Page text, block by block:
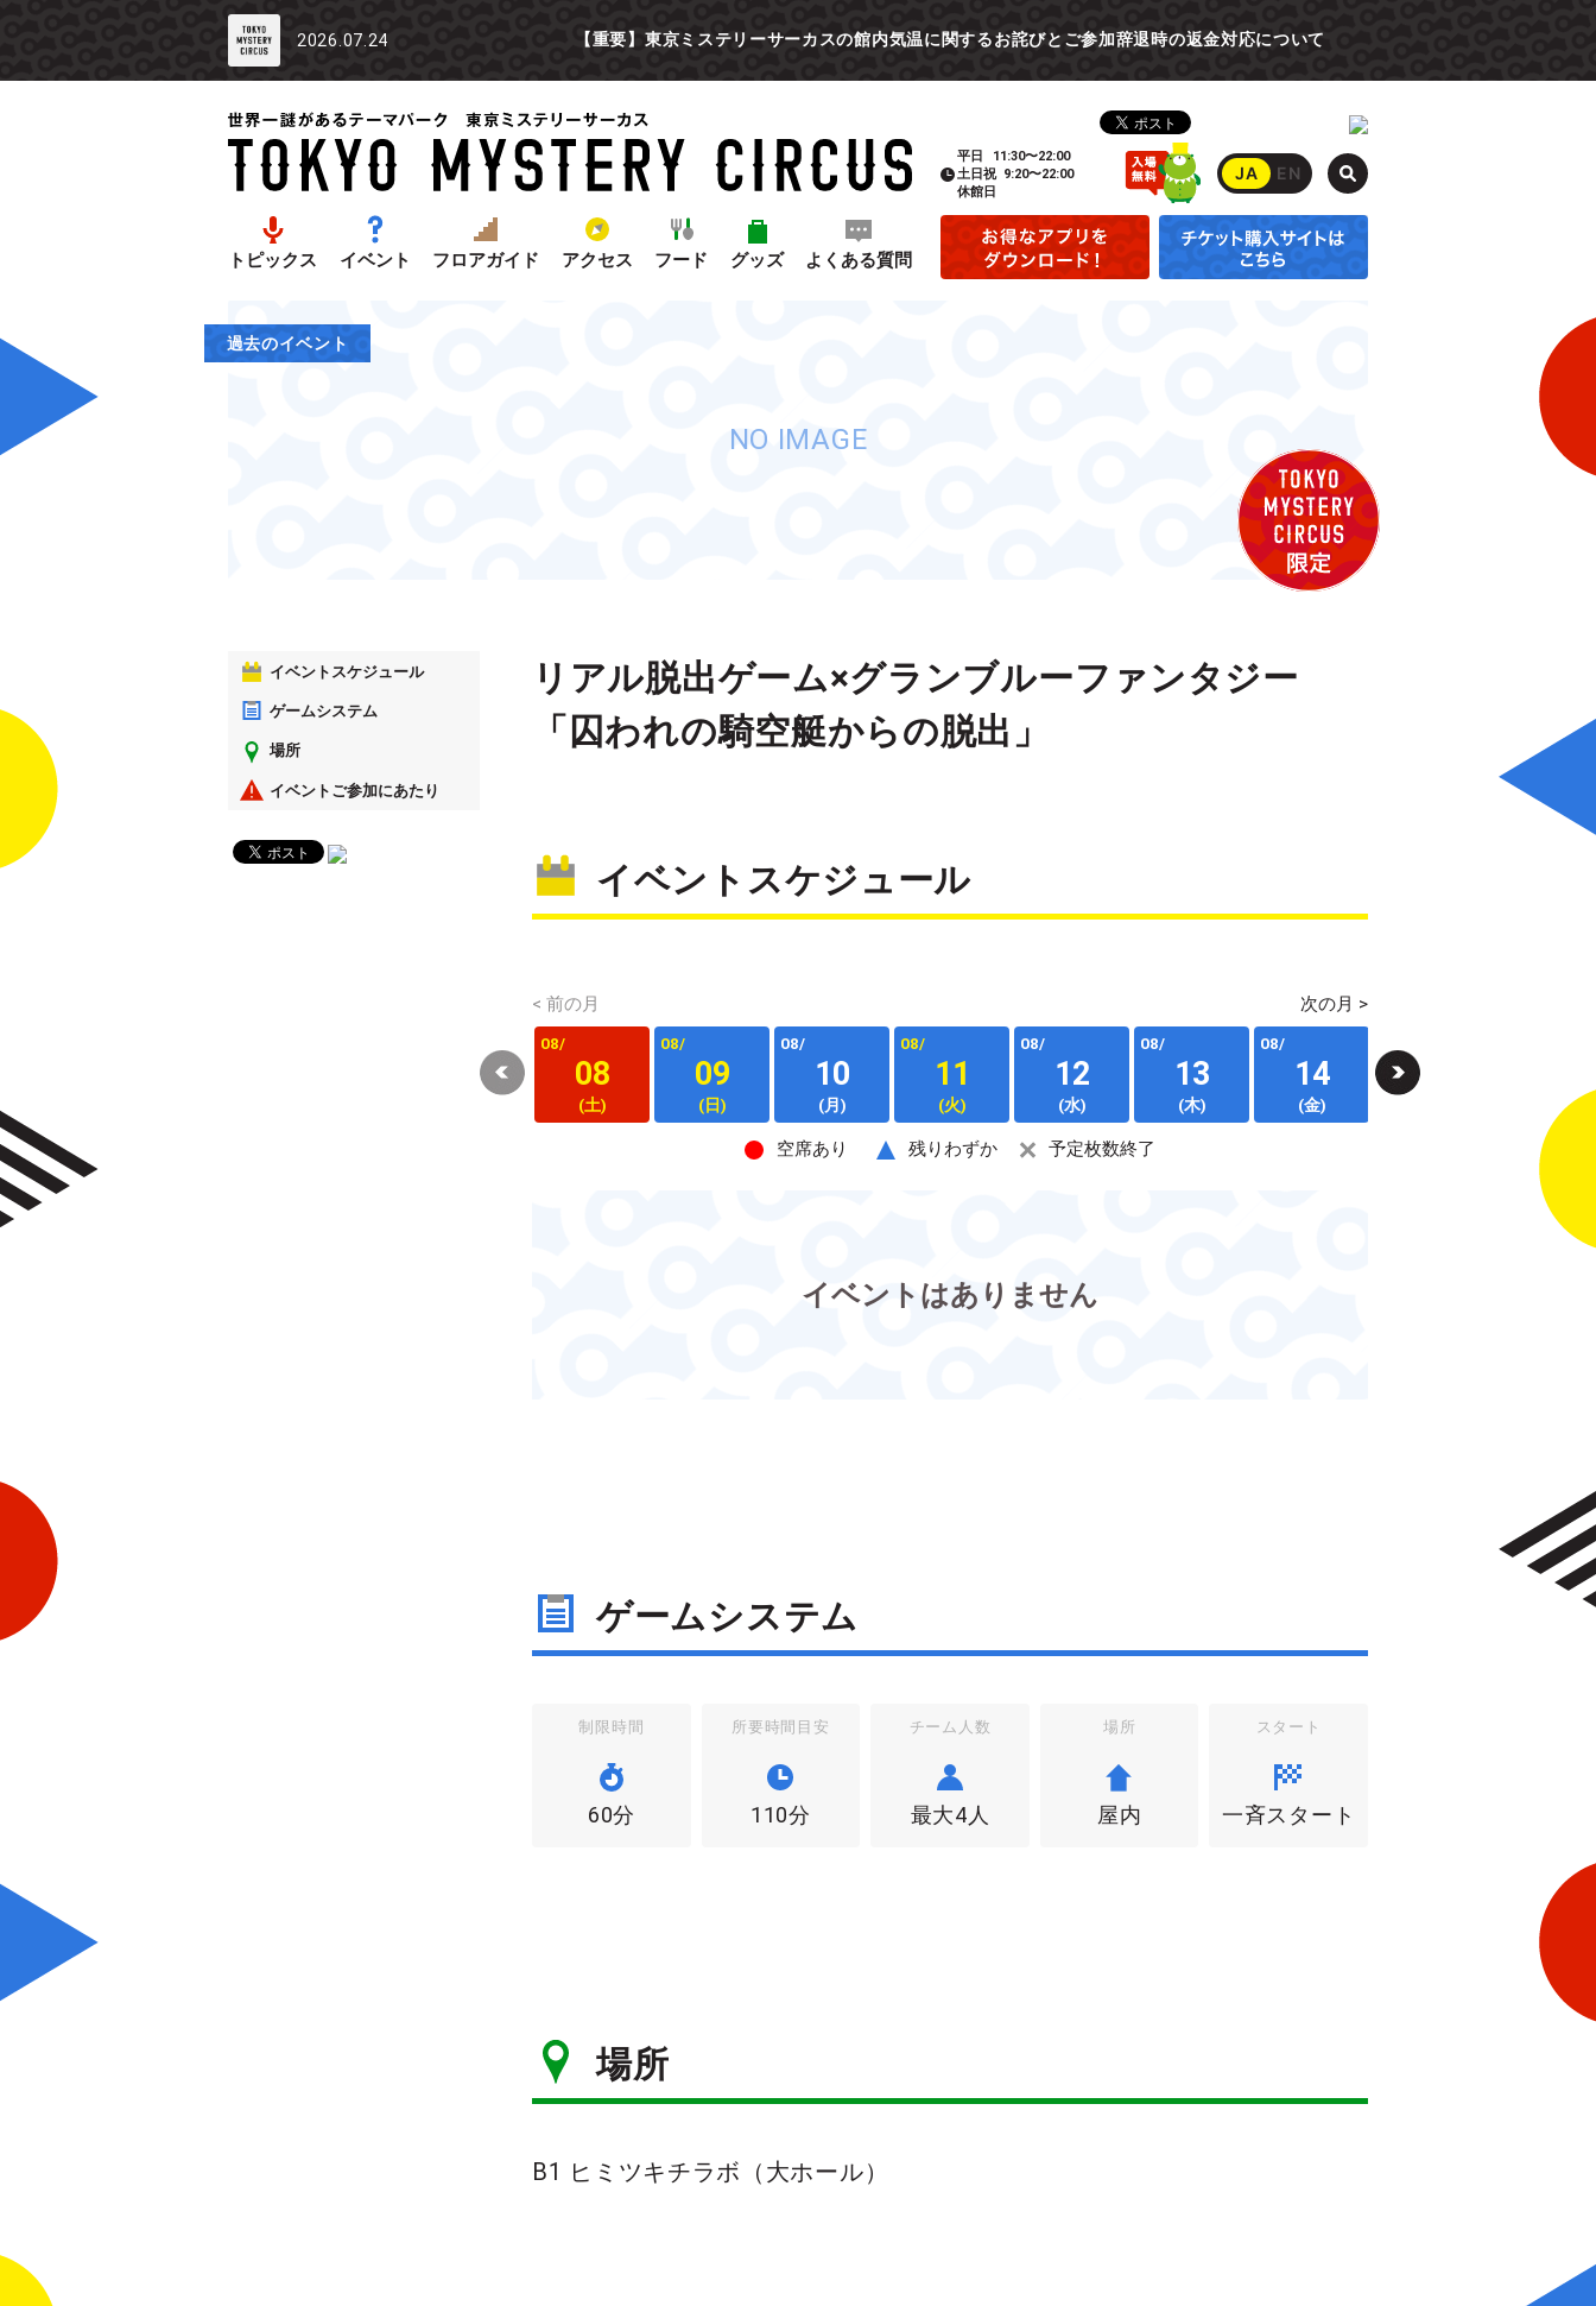
2026.07.24 【重要】東京ミステリーサーカスの館内気温に関するお詫びとご参加辞退時の返金対応について
トピックス イベント フロアガイド アクセス フード グッズ よくある質問
平日
11:30〜22:00
土日祝 9:20〜22:00
休館日
JA EN
過去のイベント
NO IMAGE
イベントスケジュール
ゲームシステム
場所
イベントご参加にあたり
リアル脱出ゲーム×グランブルーファンタジー
「囚われの騎空艇からの脱出」
イベントスケジュール
< 前の月 次の月 >
08/
08
(土)
08/
09
(日)
08/
10
(月)
08/
11
(火)
08/
12
(水)
08/
13
(木)
08/
14
(金)
15
(日)
空席あり 残りわずか 予定枚数終了
イベントはありません
ゲームシステム
制限時間
60分
所要時間目安
110分
チーム人数
最大4人
場所
屋内
スタート
一斉スタート
場所
B1 ヒミツキチラボ（大ホール）